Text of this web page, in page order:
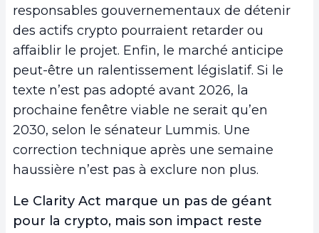
responsables gouvernementaux de détenir
des actifs crypto pourraient retarder ou
affaiblir le projet. Enfin, le marché anticipe
peut-être un ralentissement législatif. Si le
texte n’est pas adopté avant 2026, la
prochaine fenêtre viable ne serait qu’en
2030, selon le sénateur Lummis. Une
correction technique après une semaine
haussière n’est pas à exclure non plus.
Le Clarity Act marque un pas de géant
pour la crypto, mais son impact reste